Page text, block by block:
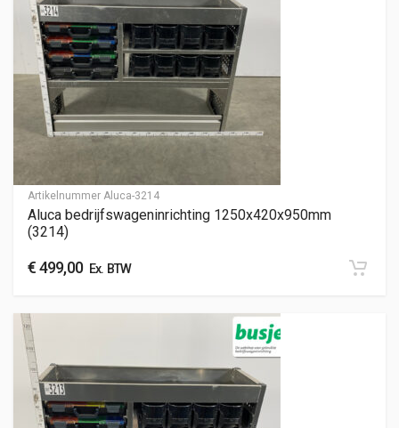
Artikelnummer Aluca-3214
Aluca bedrijfswageninrichting 1250x420x950mm
(3214)
€499,00Ex. BTW